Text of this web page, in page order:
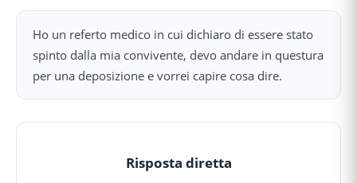
Ho un referto medico in cui dichiaro di essere stato
spinto dalla mia convivente, devo andare in questura
per una deposizione e vorrei capire cosa dire.
Risposta diretta